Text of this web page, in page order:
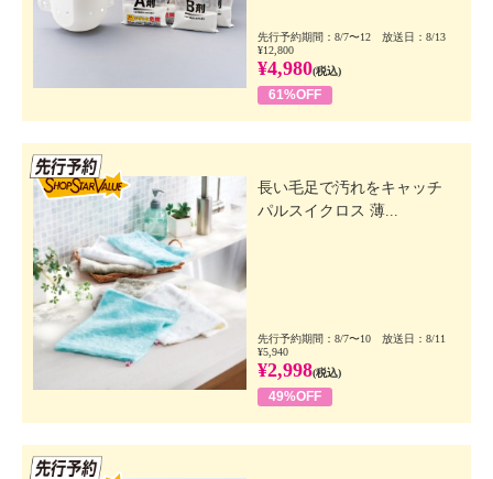
先行予約期間：8/7〜12 放送日：8/13
¥12,800
¥4,980(税込)
61%OFF
長い毛足で汚れをキャッチ
パルスイクロス 薄...
先行予約期間：8/7〜10 放送日：8/11
¥5,940
¥2,998(税込)
49%OFF